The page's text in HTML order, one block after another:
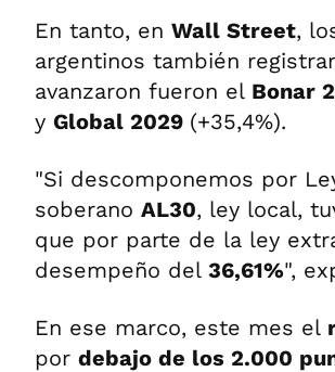
En tanto, en Wall Street,
argentinos también
avanzaron fueron el Bonar
y Global 2029 (+35,4%).
"Si descomponemos por
soberano AL30, ley local,
que por parte de la ley
desempeño del 36,61%",
En ese marco, este mes el
por debajo de los 2.000